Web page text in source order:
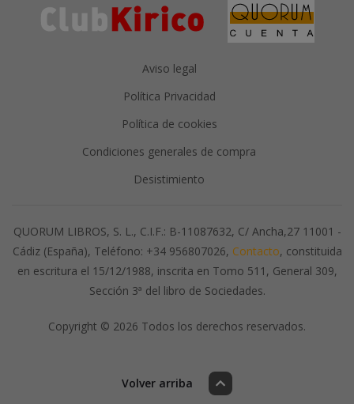
Aviso legal
Política Privacidad
Política de cookies
Condiciones generales de compra
Desistimiento
QUORUM LIBROS, S. L., C.I.F.: B-11087632, C/ Ancha,27 11001 -
Cádiz (España), Teléfono: +34 956807026, Contacto, constituida
en escritura el 15/12/1988, inscrita en Tomo 511, General 309,
Sección 3ª del libro de Sociedades.
Copyright © 2026 Todos los derechos reservados.
Volver arriba